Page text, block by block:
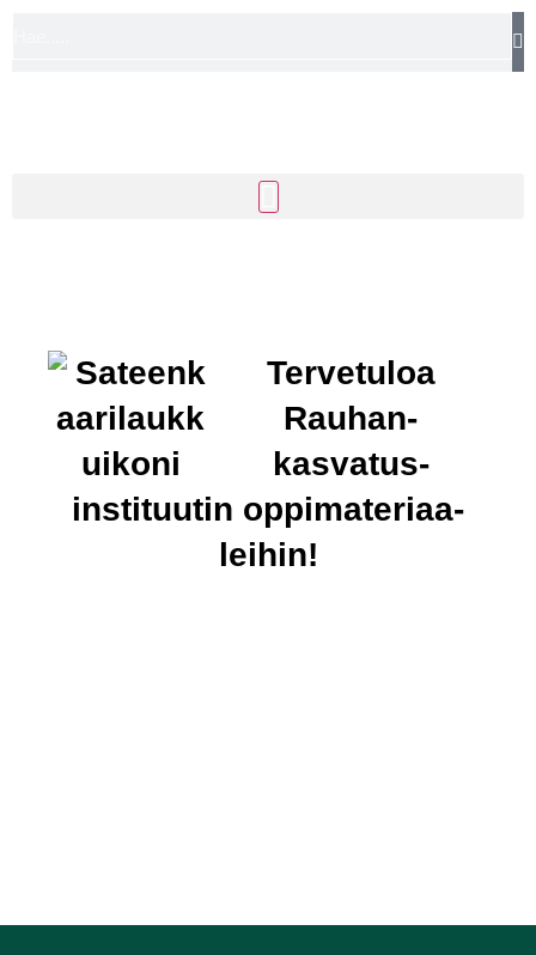
Tervetuloa
Rauhan­
kasvatus­
instituutin oppi­materiaa­
leihin!